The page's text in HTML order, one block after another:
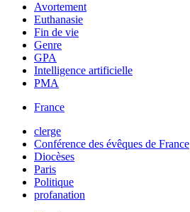
Avortement
Euthanasie
Fin de vie
Genre
GPA
Intelligence artificielle
PMA
France
clerge
Conférence des évêques de France
Diocèses
Paris
Politique
profanation